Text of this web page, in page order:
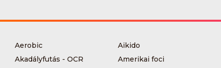
Aerobic
Aikido
Akadályfutás - OCR
Amerikai foci